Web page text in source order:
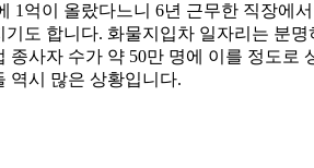
1억이 올랐다느니 6년 근무한 직장에
도 합니다. 화물지입차 일자리는 분
종사자 수가 약 50만 명에 이를 정도
역시 많은 상황입니다.